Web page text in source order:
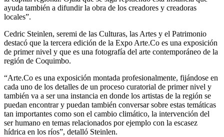
ayuda también a difundir la obra de los creadores y creadoras
locales”.
Cedric Steinlen, seremi de las Culturas, las Artes y el Patrimonio
destacó que la tercera edición de la Expo Arte.Co es una exposición
de primer nivel y que es una fotografía del arte contemporáneo de la
región de Coquimbo.
“Arte.Co es una exposición montada profesionalmente, fijándose en
cada uno de los detalles de un proceso curatorial de primer nivel y
también va a ser una instancia en donde los artistas de la región se
puedan encontrar y puedan también conversar sobre estas temáticas
tan importantes como son el cambio climático, la intervención del
ser humano en temas relacionados por ejemplo con la escasez
hídrica en los ríos”, detalló Steinlen.